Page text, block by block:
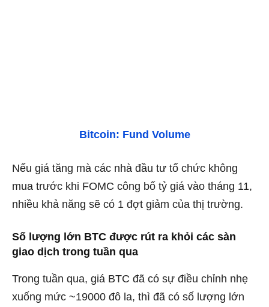
Bitcoin: Fund Volume
Nếu giá tăng mà các nhà đầu tư tổ chức không
mua trước khi FOMC công bố tỷ giá vào tháng 11,
nhiều khả năng sẽ có 1 đợt giảm của thị trường.
Số lượng lớn BTC được rút ra khỏi các sàn
giao dịch trong tuần qua
Trong tuần qua, giá BTC đã có sự điều chỉnh nhẹ
xuống mức ~19000 đô la, thì đã có số lượng lớn